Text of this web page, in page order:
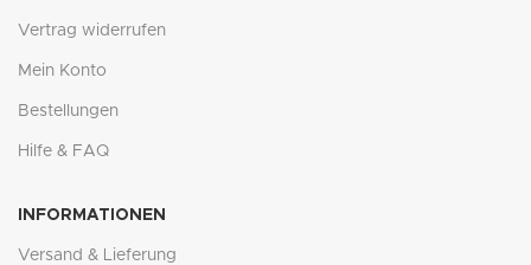
Vertrag widerrufen
Mein Konto
Bestellungen
Hilfe & FAQ
INFORMATIONEN
Versand & Lieferung